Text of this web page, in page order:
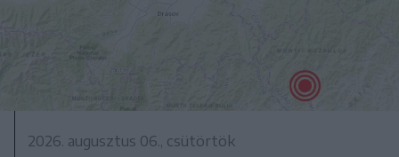
2026. augusztus 06., csütörtök